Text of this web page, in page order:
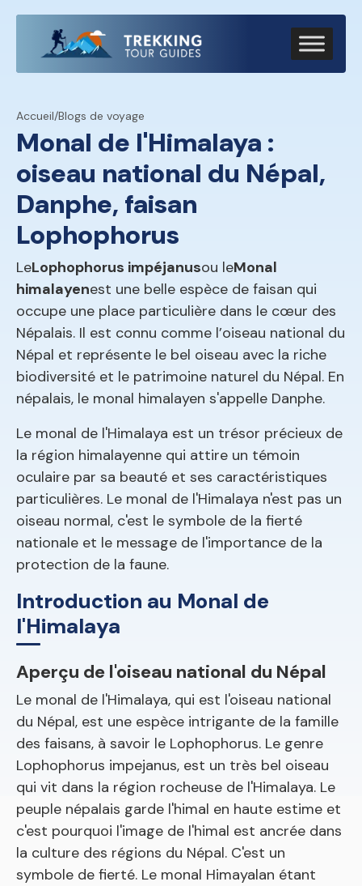
Accueil/Blogs de voyage
Monal de l'Himalaya :
oiseau national du Népal,
Danphe, faisan
Lophophorus
LeLophophorus impéjanusou leMonal
himalayenest une belle espèce de faisan qui
occupe une place particulière dans le cœur des
Népalais. Il est connu comme l’oiseau national du
Népal et représente le bel oiseau avec la riche
biodiversité et le patrimoine naturel du Népal. En
népalais, le monal himalayen s'appelle Danphe.
Le monal de l'Himalaya est un trésor précieux de
la région himalayenne qui attire un témoin
oculaire par sa beauté et ses caractéristiques
particulières. Le monal de l'Himalaya n'est pas un
oiseau normal, c'est le symbole de la fierté
nationale et le message de l'importance de la
protection de la faune.
Introduction au Monal de
l'Himalaya
Aperçu de l'oiseau national du Népal
Le monal de l'Himalaya, qui est l'oiseau national
du Népal, est une espèce intrigante de la famille
des faisans, à savoir le Lophophorus. Le genre
Lophophorus impejanus, est un très bel oiseau
qui vit dans la région rocheuse de l'Himalaya. Le
peuple népalais garde l'himal en haute estime et
c'est pourquoi l'image de l'himal est ancrée dans
la culture des régions du Népal. C'est un
symbole de fierté. Le monal Himayalan étant